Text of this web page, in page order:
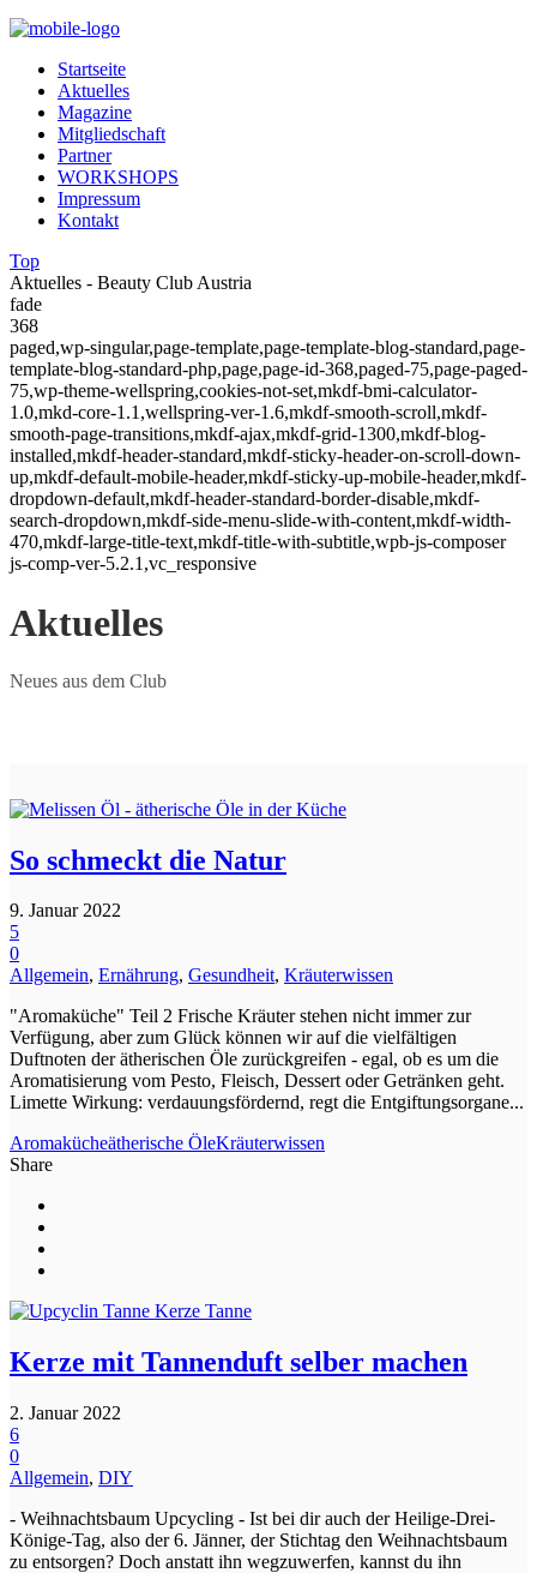
Startseite
Aktuelles
Magazine
Mitgliedschaft
Partner
WORKSHOPS
Impressum
Kontakt
Top
Aktuelles - Beauty Club Austria
fade
368
paged,wp-singular,page-template,page-template-blog-standard,page-
template-blog-standard-php,page,page-id-368,paged-75,page-paged-
75,wp-theme-wellspring,cookies-not-set,mkdf-bmi-calculator-
1.0,mkd-core-1.1,wellspring-ver-1.6,mkdf-smooth-scroll,mkdf-
smooth-page-transitions,mkdf-ajax,mkdf-grid-1300,mkdf-blog-
installed,mkdf-header-standard,mkdf-sticky-header-on-scroll-down-
up,mkdf-default-mobile-header,mkdf-sticky-up-mobile-header,mkdf-
dropdown-default,mkdf-header-standard-border-disable,mkdf-
search-dropdown,mkdf-side-menu-slide-with-content,mkdf-width-
470,mkdf-large-title-text,mkdf-title-with-subtitle,wpb-js-composer
js-comp-ver-5.2.1,vc_responsive
Aktuelles
Neues aus dem Club
So schmeckt die Natur
9. Januar 2022
5
0
Allgemein, Ernährung, Gesundheit, Kräuterwissen
"Aromaküche" Teil 2 Frische Kräuter stehen nicht immer zur
Verfügung, aber zum Glück können wir auf die vielfältigen
Duftnoten der ätherischen Öle zurückgreifen - egal, ob es um die
Aromatisierung vom Pesto, Fleisch, Dessert oder Getränken geht.
Limette Wirkung: verdauungsfördernd, regt die Entgiftungsorgane...
Aromakücheätherische ÖleKräuterwissen
Share
Kerze mit Tannenduft selber machen
2. Januar 2022
6
0
Allgemein, DIY
- Weihnachtsbaum Upcycling - Ist bei dir auch der Heilige-Drei-
Könige-Tag, also der 6. Jänner, der Stichtag den Weihnachtsbaum
zu entsorgen? Doch anstatt ihn wegzuwerfen, kannst du ihn